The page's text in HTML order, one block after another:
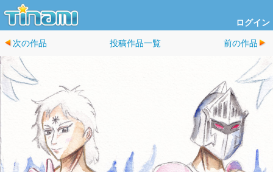
ログイン
次の作品 投稿作品一覧 前の作品